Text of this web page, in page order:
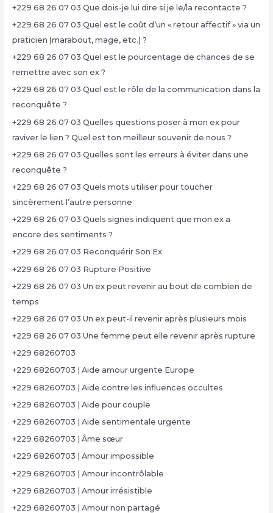
+229 68 26 07 03 Que dois-je lui dire si je le/la recontacte ?
+229 68 26 07 03 Quel est le coût d’un « retour affectif » via un
praticien (marabout, mage, etc.) ?
+229 68 26 07 03 Quel est le pourcentage de chances de se
remettre avec son ex ?
+229 68 26 07 03 Quel est le rôle de la communication dans la
reconquête ?
+229 68 26 07 03 Quelles questions poser à mon ex pour
raviver le lien ? Quel est ton meilleur souvenir de nous ?
+229 68 26 07 03 Quelles sont les erreurs à éviter dans une
reconquête ?
+229 68 26 07 03 Quels mots utiliser pour toucher
sincèrement l’autre personne
+229 68 26 07 03 Quels signes indiquent que mon ex a
encore des sentiments ?
+229 68 26 07 03 Reconquérir Son Ex
+229 68 26 07 03 Rupture Positive
+229 68 26 07 03 Un ex peut revenir au bout de combien de
temps
+229 68 26 07 03 Un ex peut-il revenir après plusieurs mois
+229 68 26 07 03 Une femme peut elle revenir après rupture
+229 68260703
+229 68260703 | Aide amour urgente Europe
+229 68260703 | Aide contre les influences occultes
+229 68260703 | Aide pour couple
+229 68260703 | Aide sentimentale urgente
+229 68260703 | Âme sœur
+229 68260703 | Amour impossible
+229 68260703 | Amour incontrôlable
+229 68260703 | Amour irrésistible
+229 68260703 | Amour non partagé